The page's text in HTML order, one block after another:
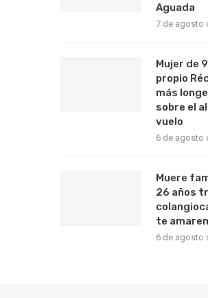
Aguada
7 de agosto
Mujer de
propio
más
sobre el
vuelo
6 de agosto
Muere
26 años
te
6 de agosto